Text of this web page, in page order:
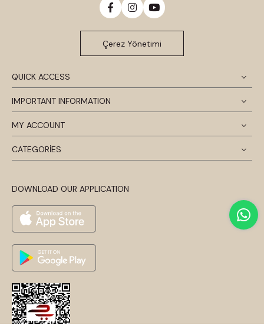
QUICK ACCESS
IMPORTANT INFORMATION
MY ACCOUNT
CATEGORİES
DOWNLOAD OUR APPLICATION
Çerez Yönetimi